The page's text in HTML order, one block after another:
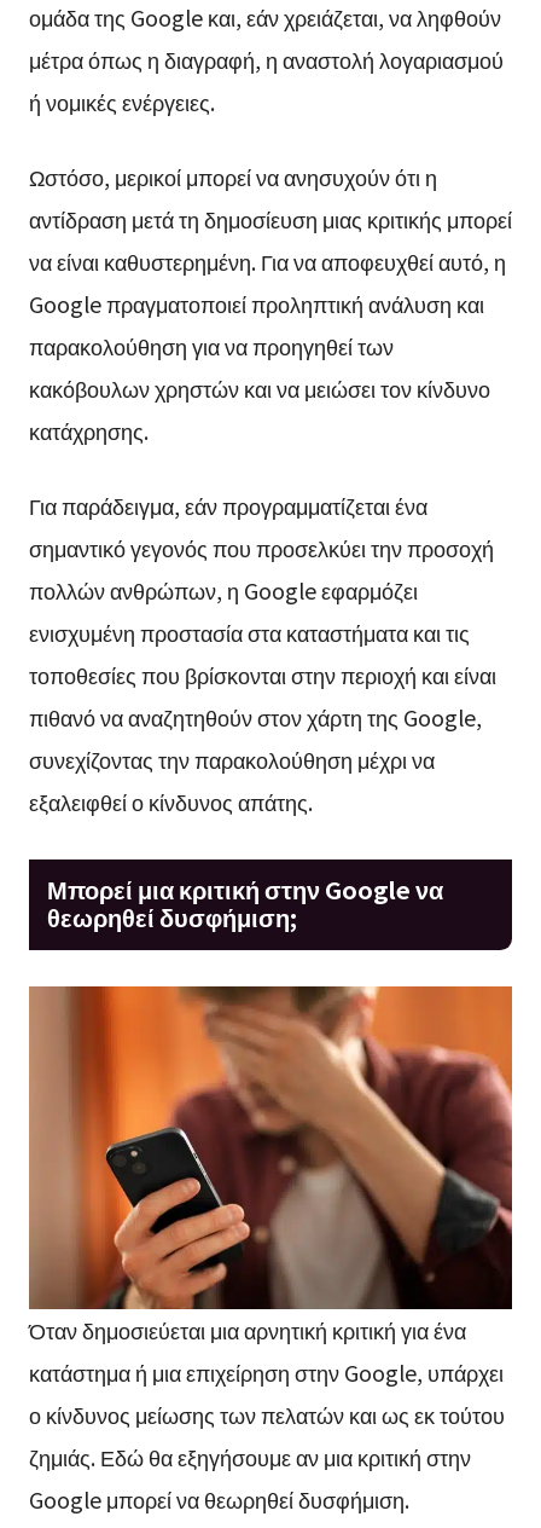
ομάδα της Google και, εάν χρειάζεται, να ληφθούν
μέτρα όπως η διαγραφή, η αναστολή λογαριασμού
ή νομικές ενέργειες.
Ωστόσο, μερικοί μπορεί να ανησυχούν ότι η
αντίδραση μετά τη δημοσίευση μιας κριτικής μπορεί
να είναι καθυστερημένη. Για να αποφευχθεί αυτό, η
Google πραγματοποιεί προληπτική ανάλυση και
παρακολούθηση για να προηγηθεί των
κακόβουλων χρηστών και να μειώσει τον κίνδυνο
κατάχρησης.
Για παράδειγμα, εάν προγραμματίζεται ένα
σημαντικό γεγονός που προσελκύει την προσοχή
πολλών ανθρώπων, η Google εφαρμόζει
ενισχυμένη προστασία στα καταστήματα και τις
τοποθεσίες που βρίσκονται στην περιοχή και είναι
πιθανό να αναζητηθούν στον χάρτη της Google,
συνεχίζοντας την παρακολούθηση μέχρι να
εξαλειφθεί ο κίνδυνος απάτης.
Μπορεί μια κριτική στην Google να
θεωρηθεί δυσφήμιση;
Όταν δημοσιεύεται μια αρνητική κριτική για ένα
κατάστημα ή μια επιχείρηση στην Google, υπάρχει
ο κίνδυνος μείωσης των πελατών και ως εκ τούτου
ζημιάς. Εδώ θα εξηγήσουμε αν μια κριτική στην
Google μπορεί να θεωρηθεί δυσφήμιση.